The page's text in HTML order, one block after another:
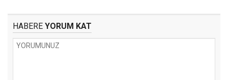
HABERE YORUM KAT